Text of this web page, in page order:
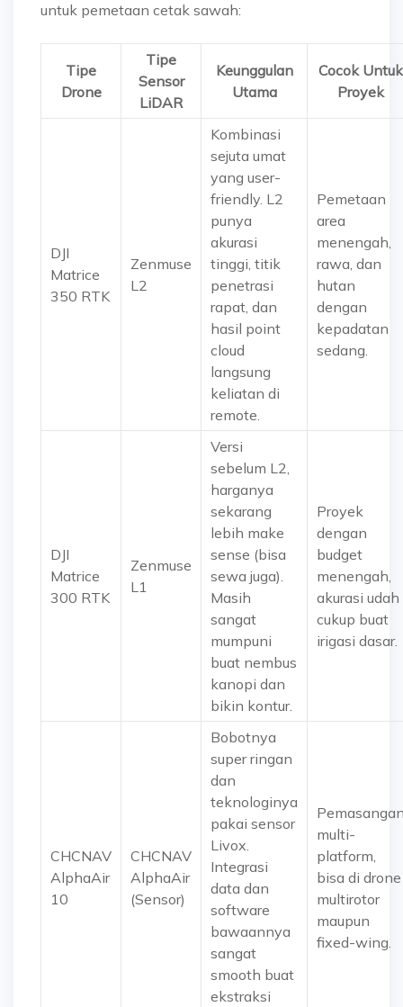
untuk pemetaan cetak sawah:
Tipe
Drone
Tipe
Sensor
LiDAR
Keunggulan
Utama
Cocok Untuk
Proyek
DJI
Matrice
350 RTK
Zenmuse
L2
Kombinasi
sejuta umat
yang user-
friendly. L2
punya
akurasi
tinggi, titik
penetrasi
rapat, dan
hasil point
cloud
langsung
keliatan di
remote.
Pemetaan
area
menengah,
rawa, dan
hutan
dengan
kepadatan
sedang.
DJI
Matrice
300 RTK
Zenmuse
L1
Versi
sebelum L2,
harganya
sekarang
lebih make
sense (bisa
sewa juga).
Masih
sangat
mumpuni
buat nembus
kanopi dan
bikin kontur.
Proyek
dengan
budget
menengah,
akurasi udah
cukup buat
irigasi dasar.
CHCNAV
AlphaAir
10
CHCNAV
AlphaAir
(Sensor)
Bobotnya
super ringan
dan
teknologinya
pakai sensor
Livox.
Integrasi
data dan
software
bawaannya
sangat
smooth buat
ekstraksi
multi-
platform,
bisa di drone
multirotor
maupun
fixed-wing.